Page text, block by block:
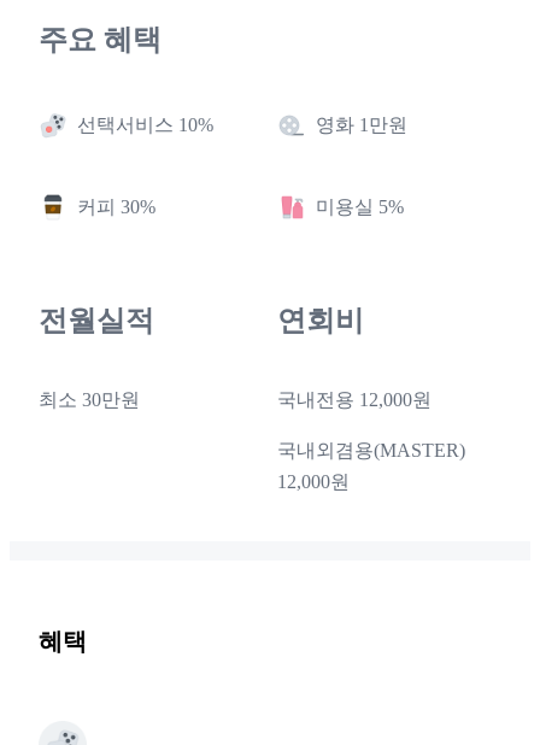
주요 혜택
선택서비스 10% 영화 1만원
커피 30% 미용실 5%
전월실적
최소 30만원
연회비
국내전용 12,000원
국내외겸용(MASTER)
12,000원
혜택